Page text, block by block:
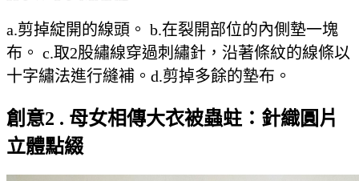
a.剪掉綻開的線頭。 b.在裂開部位的內側墊一塊
布。 c.取2股繡線穿過刺繡針，沿著條紋的線條以
十字繡法進行縫補。d.剪掉多餘的墊布。
創意2 . 母女相傳大衣被蟲蛀：針織圓片
立體點綴